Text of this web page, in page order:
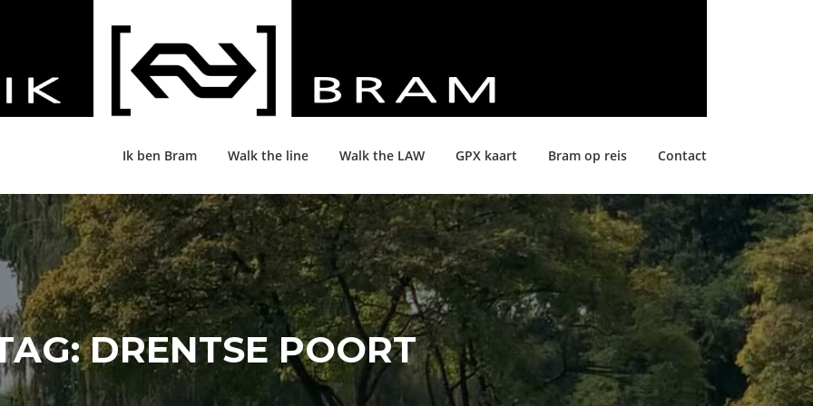
Ik ben Bram Walk the line Walk the LAW GPX kaart Bram op reis Contact
DRENTSE POORT